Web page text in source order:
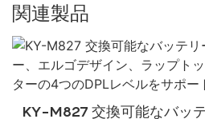
関連製品
KY-M827 交換可能なバッ